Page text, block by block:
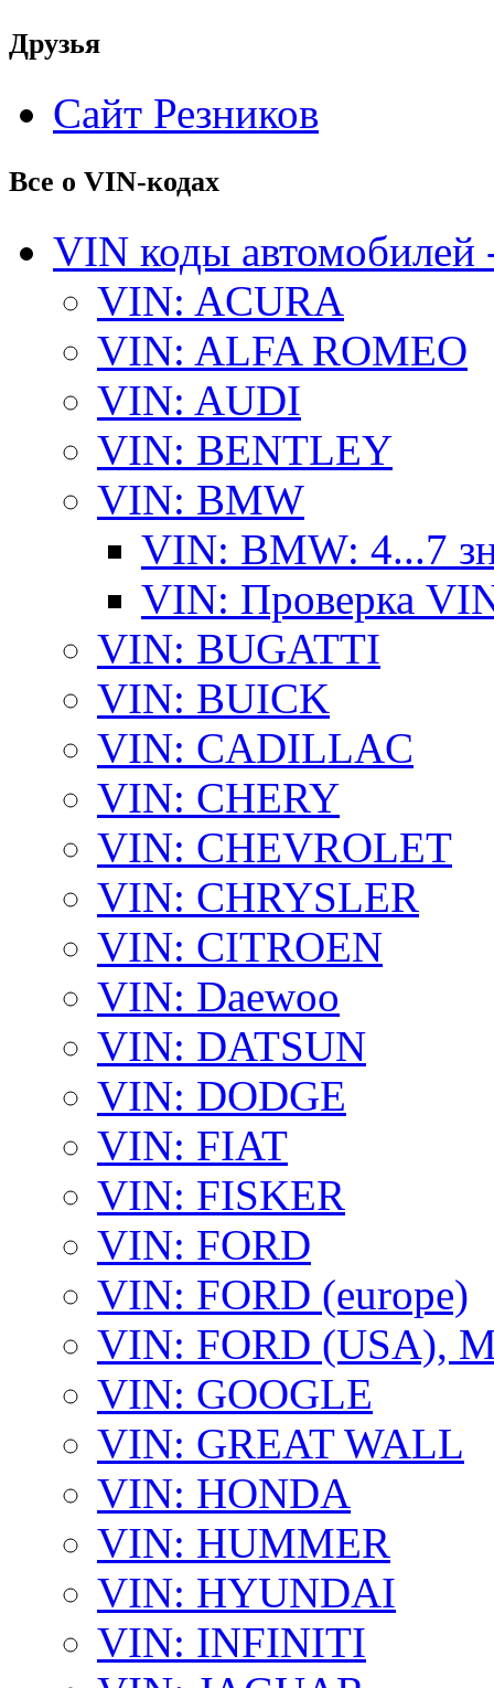
Друзья
Сайт Резников
Все о VIN-кодах
VIN коды автомобилей
VIN: ACURA
VIN: ALFA ROMEO
VIN: AUDI
VIN: BENTLEY
VIN: BMW
VIN: BMW: 4...7
VIN: Проверка
VIN: BUGATTI
VIN: BUICK
VIN: CADILLAC
VIN: CHERY
VIN: CHEVROLET
VIN: CHRYSLER
VIN: CITROEN
VIN: Daewoo
VIN: DATSUN
VIN: DODGE
VIN: FIAT
VIN: FISKER
VIN: FORD
VIN: FORD (europe)
VIN: FORD (USA),
VIN: GOOGLE
VIN: GREAT WALL
VIN: HONDA
VIN: HUMMER
VIN: HYUNDAI
VIN: INFINITI